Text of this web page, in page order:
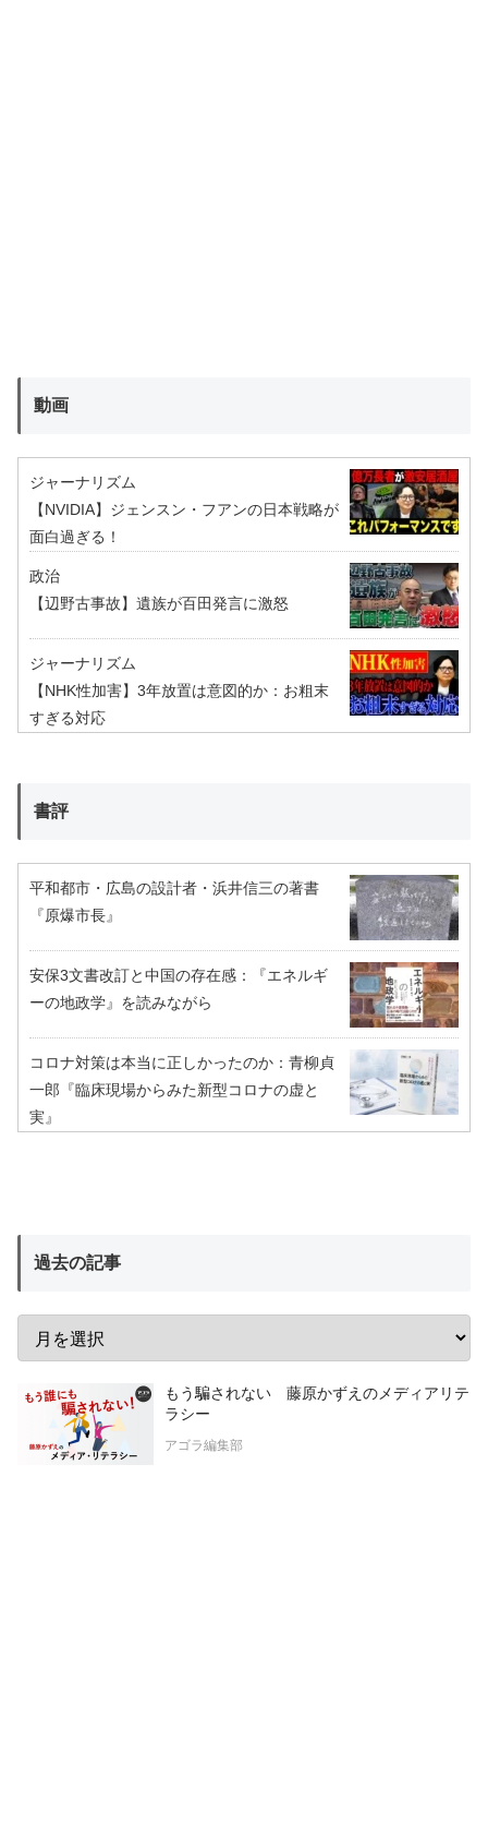
動画
ジャーナリズム
【NVIDIA】ジェンスン・フアンの日本戦略が
面白過ぎる！
政治
【辺野古事故】遺族が百田発言に激怒
ジャーナリズム
【NHK性加害】3年放置は意図的か：お粗末
すぎる対応
書評
平和都市・広島の設計者・浜井信三の著書
『原爆市長』
安保3文書改訂と中国の存在感：『エネルギ
ーの地政学』を読みながら
コロナ対策は本当に正しかったのか：青柳貞
一郎『臨床現場からみた新型コロナの虚と
実』
過去の記事
もう騙されない 藤原かずえのメディアリテ
ラシー
アゴラ編集部